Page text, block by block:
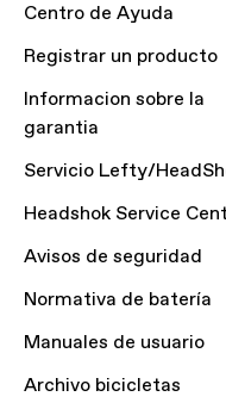
Centro de Ayuda
Registrar un producto
Informacion sobre la
garantia
Servicio Lefty/
Headshok Service
Avisos de seguridad
Normativa de batería
Manuales de usuario
Archivo bicicletas